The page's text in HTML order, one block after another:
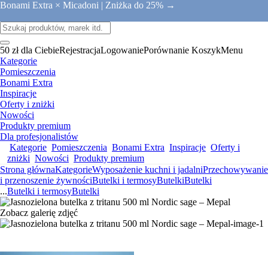
Bonami Extra × Micadoni | Zniżka do 25% →
50 zł dla CiebieRejestracjaLogowaniePorównanie KoszykMenu
Kategorie
Pomieszczenia
Bonami Extra
Inspiracje
Oferty i zniżki
Nowości
Produkty premium
Dla profesjonalistów
Kategorie Pomieszczenia Bonami Extra Inspiracje Oferty i
zniżki Nowości Produkty premium
Strona głównaKategorieWyposażenie kuchni i jadalniPrzechowywanie
i przenoszenie żywnościButelki i termosyButelkiButelki
...Butelki i termosyButelki
Zobacz galerię zdjęć